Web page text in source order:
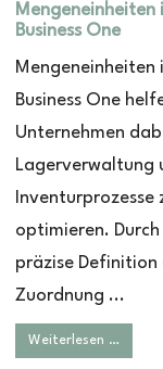
Mengeneinheiten
Business One
Mengeneinheiten
Business One
Unternehmen
Lagerverwaltung
Inventurprozesse
optimieren.
präzise Definition
Zuordnung ...
Weiterlesen …